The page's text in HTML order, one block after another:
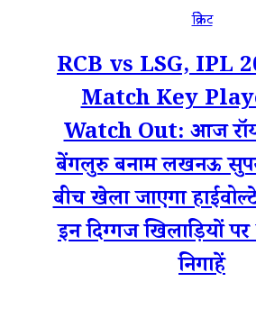
क्रिकेट
RCB vs LSG, IPL
Match Key
Watch Out: आज
बेंगलुरु बनाम लखनऊ
बीच खेला जाएगा
इन दिग्गज खिलाड़ियों
निगाहें